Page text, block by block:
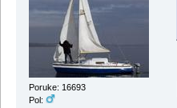
Poruke: 16693
Pol: